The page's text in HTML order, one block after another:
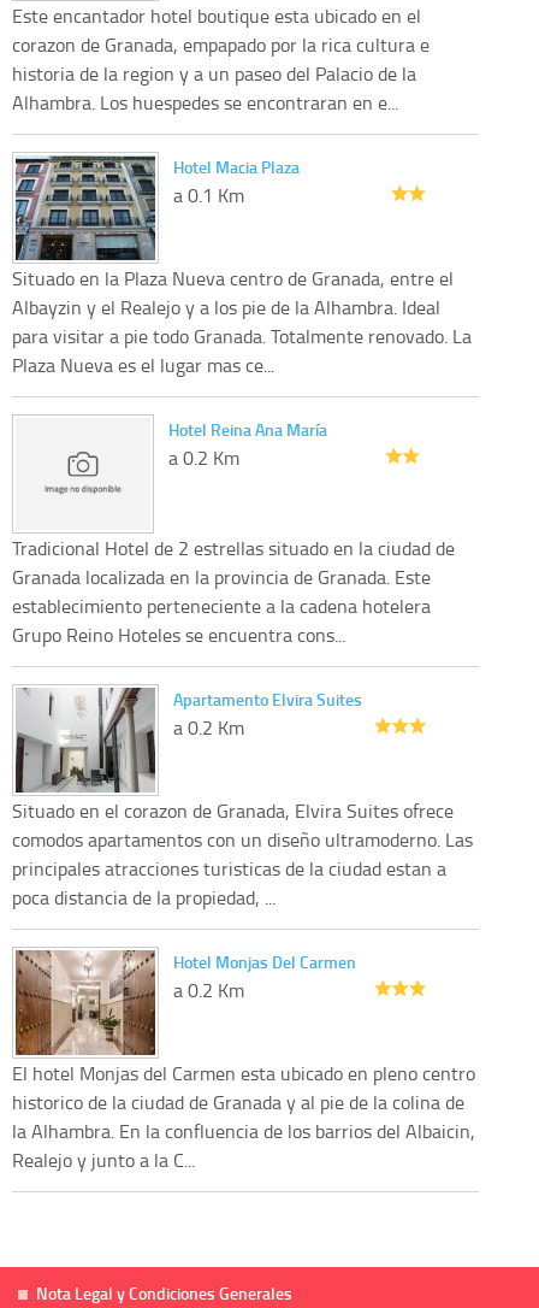
Este encantador hotel boutique esta ubicado en el
corazon de Granada, empapado por la rica cultura e
historia de la region y a un paseo del Palacio de la
Alhambra. Los huespedes se encontraran en e...
Hotel Macia Plaza
a 0.1 Km
Situado en la Plaza Nueva centro de Granada, entre el
Albayzin y el Realejo y a los pie de la Alhambra. Ideal
para visitar a pie todo Granada. Totalmente renovado. La
Plaza Nueva es el lugar mas ce...
Hotel Reina Ana María
a 0.2 Km
Tradicional Hotel de 2 estrellas situado en la ciudad de
Granada localizada en la provincia de Granada. Este
establecimiento perteneciente a la cadena hotelera
Grupo Reino Hoteles se encuentra cons...
Apartamento Elvira Suites
a 0.2 Km
Situado en el corazon de Granada, Elvira Suites ofrece
comodos apartamentos con un diseño ultramoderno. Las
principales atracciones turisticas de la ciudad estan a
poca distancia de la propiedad, ...
Hotel Monjas Del Carmen
a 0.2 Km
El hotel Monjas del Carmen esta ubicado en pleno centro
historico de la ciudad de Granada y al pie de la colina de
la Alhambra. En la confluencia de los barrios del Albaicin,
Realejo y junto a la C...
Nota Legal y Condiciones Generales